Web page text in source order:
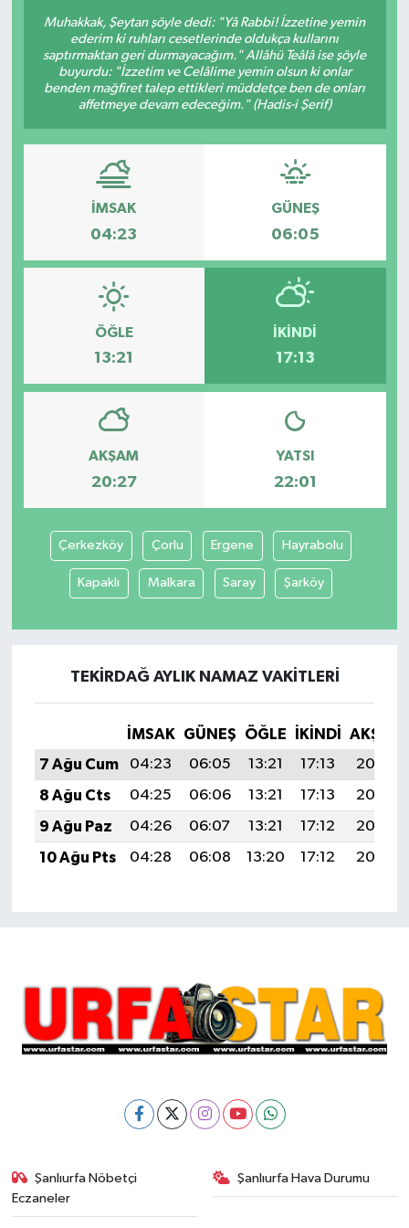
Muhakkak, Şeytan şöyle dedi: "Yâ Rabbi! İzzetine yemin
ederim ki ruhları cesetlerinde oldukça kullarını
saptırmaktan geri durmayacağım." Allâhü Teâlâ ise şöyle
buyurdu: "İzzetim ve Celâlime yemin olsun ki onlar
benden mağfiret talep ettikleri müddetçe ben de onları
affetmeye devam edeceğim." (Hadis-i Şerif)
İMSAK
04:23
GÜNEŞ
06:05
ÖĞLE
13:21
İKINDI
17:13
AKŞAM
20:27
YATSI
22:01
Çerkezköy Çorlu Ergene Hayrabolu
Kapaklı Malkara Saray Şarköy
TEKIRDAĞ AYLIK NAMAZ VAKITLERI
İMSAK GÜNEŞ ÖĞLE İKINDI
AKŞAM
7 Ağu Cum
04:23 06:05 13:21 17:13
20:27
8 Ağu Cts
04:25 06:06 13:21 17:13
20:26
9 Ağu Paz
04:26 06:07 13:21 17:12
20:25
10 Ağu Pts
04:28 06:08 13:20 17:12 20:23
Şanlıurfa Nöbetçi
Eczaneler
Şanlıurfa Hava Durumu